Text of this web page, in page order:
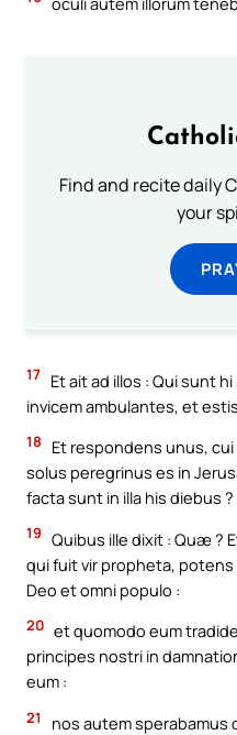
Find and recite daily
your
17 Et ait ad illos : Qui sunt
invicem ambulantes, et
18
Et respondens unus,
solus peregrinus es in
facta sunt in illa his diebus ?
19 Quibus ille dixit : Quæ ?
qui fuit vir propheta,
Deo et omni populo :
20 et quomodo eum
principes nostri in
eum :
21
nos autem